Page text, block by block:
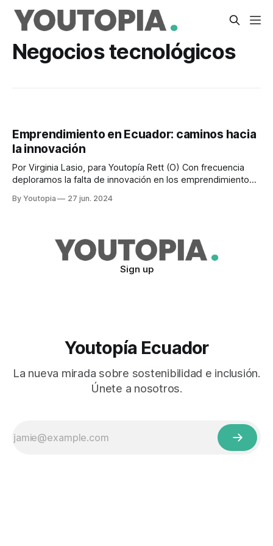
Negocios tecnológicos
Emprendimiento en Ecuador: caminos hacia
la innovación
Por Virginia Lasio, para Youtopía Rett (O) Con frecuencia
deploramos la falta de innovación en los emprendimientos
resultados del Global Entrepreneurship Monitor Ecuador,
By Youtopia 27 jun. 2024
Sign up
Youtopía Ecuador
La nueva mirada sobre sostenibilidad e inclusión.
Únete a nosotros.